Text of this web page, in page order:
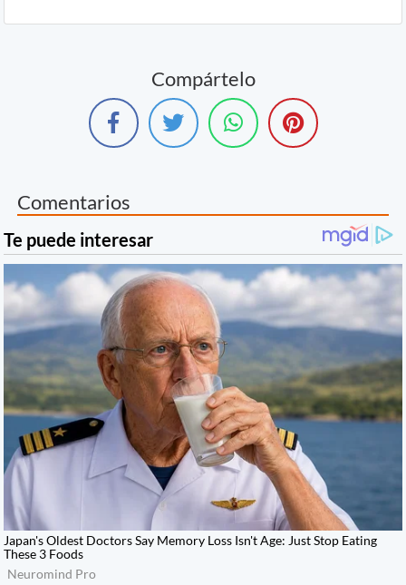
Compártelo
Comentarios